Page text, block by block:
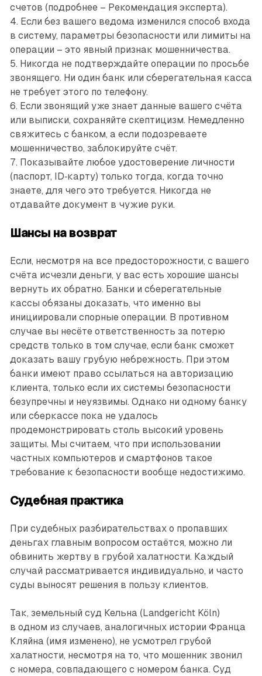
счетов (подробнее – Рекомендация эксперта).
4. Если без вашего ведома изменился способ входа
в систему, параметры безопасности или лимиты на
операции – ​это явный признак мошенничества.
5. Никогда не подтверждайте операции по просьбе
звонящего. Ни один банк или сберегательная касса
не требует этого по телефону.
6. Если звонящий уже знает данные вашего счёта
или выписки, сохраняйте скептицизм. Немедленно
свяжитесь с банком, а если подозреваете
мошенничество, заблокируйте счёт.
7. Показывайте любое удостоверение личности
(паспорт, ID‑карту) только тогда, когда точно
знаете, для чего это требуется. Никогда не
отдавайте документ в чужие руки.
Шансы на возврат
Если, несмотря на все предосторожности, с вашего
счёта исчезли деньги, у вас есть хорошие шансы
вернуть их обратно. Банки и сберегательные
кассы обязаны доказать, что именно вы
инициировали спорные операции. В противном
случае вы несёте ответственность за потерю
средств только в том случае, если банк сможет
доказать вашу грубую небрежность. При этом
банки имеют право ссылаться на авторизацию
клиента, только если их системы безопасности
безупречны и неуязвимы. Однако ни одному банку
или сберкассе пока не удалось
продемонстрировать столь высокий уровень
защиты. Мы считаем, что при использовании
частных компьютеров и смартфонов такое
требование к безопасности вообще недостижимо.
Судебная практика
При судебных разбирательствах о пропавших
деньгах главным вопросом остаётся, можно ли
обвинить жертву в грубой халатности. Каждый
случай рассматривается индивидуально, и часто
суды выносят решения в пользу клиентов.
Так, земельный суд Кельна (Landgericht Köln)
в одном из случаев, аналогичных истории Франца
Кляйна (имя изменено), не усмотрел грубой
халатности, несмотря на то, что мошенник звонил
с номера, совпадающего с номером банка. Суд